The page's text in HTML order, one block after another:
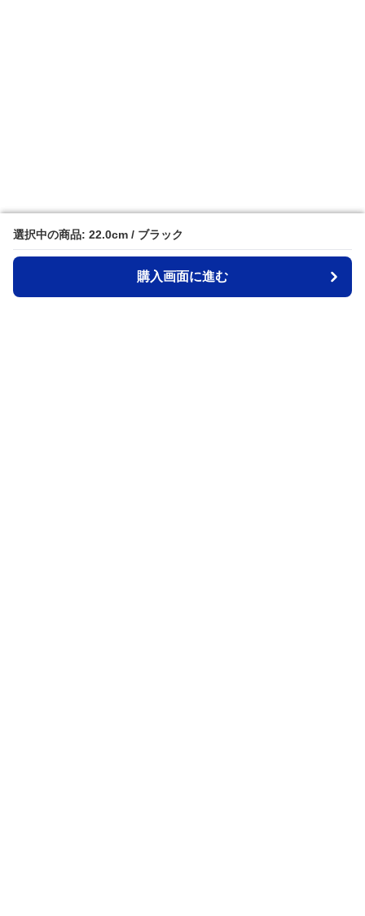
選択中の商品: 22.0cm / ブラック
購入画面に進む
選択中の商品: 22.0cm / ブラック
購入画面に進む